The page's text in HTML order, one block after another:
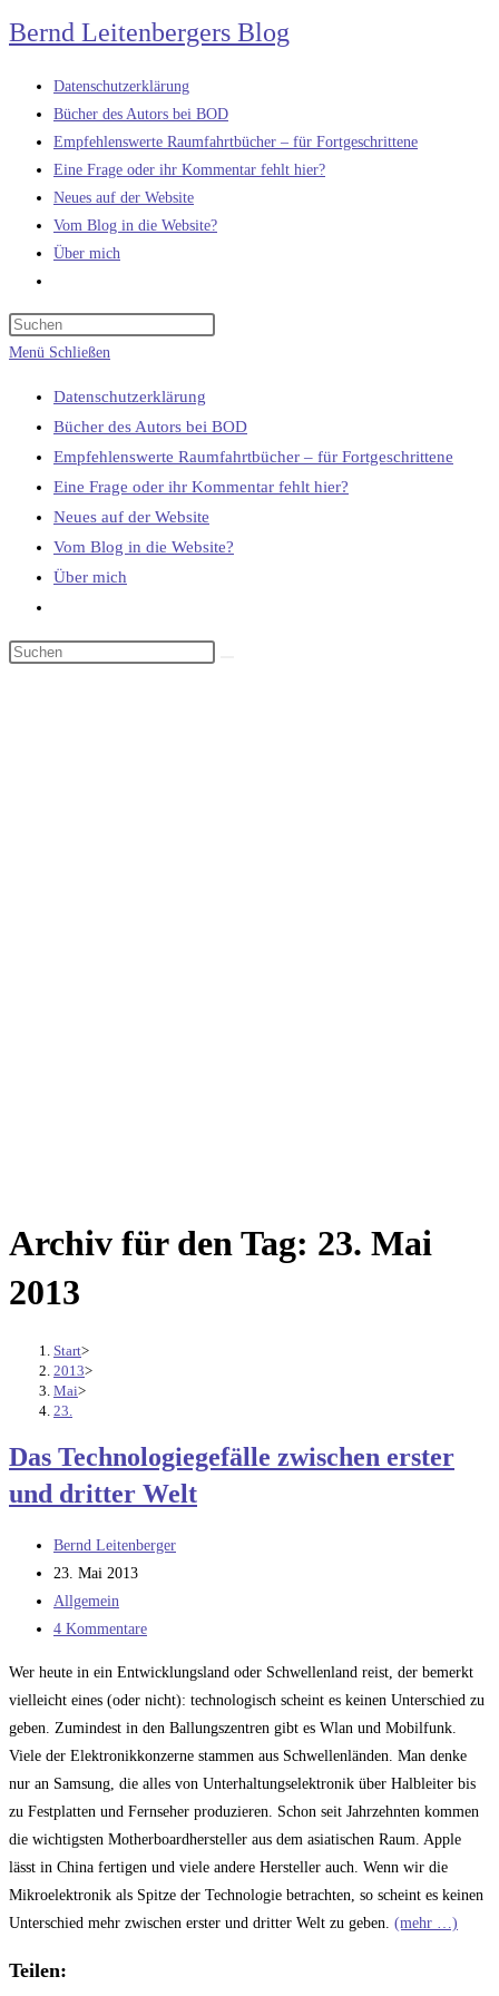
Zum
Inhalt
springen
Bernd Leitenbergers Blog
Datenschutzerklärung
Bücher des Autors bei BOD
Empfehlenswerte Raumfahrtbücher – für Fortgeschrittene
Eine Frage oder ihr Kommentar fehlt hier?
Neues auf der Website
Vom Blog in die Website?
Über mich
umschalten
Menü Schließen
Datenschutzerklärung
Bücher des Autors bei BOD
Empfehlenswerte Raumfahrtbücher – für Fortgeschrittene
Eine Frage oder ihr Kommentar fehlt hier?
Neues auf der Website
Vom Blog in die Website?
Über mich
umschalten
Archiv für den Tag: 23. Mai
2013
Start>
2013>
Mai>
23.
Das Technologiegefälle zwischen erster
und dritter Welt
Beitrags-
Autor:
Bernd Leitenberger
Beitrag
veröffentlicht:
23. Mai 2013
Beitrags-
Kategorie:
Allgemein
Beitrags-
4 Kommentare
Wer heute in ein Entwicklungsland oder Schwellenland reist, der bemerkt
vielleicht eines (oder nicht): technologisch scheint es keinen Unterschied zu
geben. Zumindest in den Ballungszentren gibt es Wlan und Mobilfunk.
Viele der Elektronikkonzerne stammen aus Schwellenländen. Man denke
nur an Samsung, die alles von Unterhaltungselektronik über Halbleiter bis
zu Festplatten und Fernseher produzieren. Schon seit Jahrzehnten kommen
die wichtigsten Motherboardhersteller aus dem asiatischen Raum. Apple
lässt in China fertigen und viele andere Hersteller auch. Wenn wir die
Mikroelektronik als Spitze der Technologie betrachten, so scheint es keinen
Unterschied mehr zwischen erster und dritter Welt zu geben. (mehr …)
Teilen: